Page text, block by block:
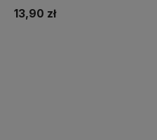
13,90 zł